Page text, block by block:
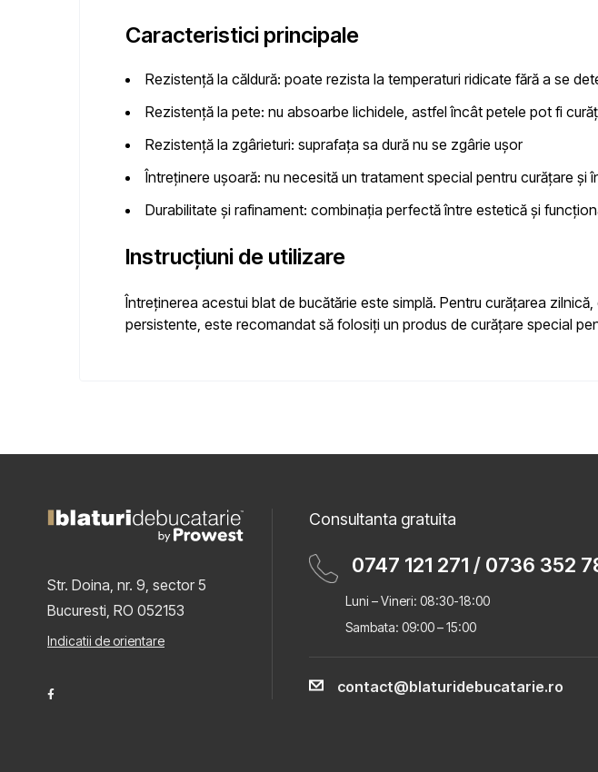
Caracteristici principale
Rezistență la căldură: poate rezista la temperaturi ridicate fără a se
Rezistență la pete: nu absoarbe lichidele, astfel încât petele pot fi
Rezistență la zgârieturi: suprafața sa dură nu se zgârie ușor
Întreținere ușoară: nu necesită un tratament special pentru curățare și
Durabilitate și rafinament: combinația perfectă între estetică și
Instrucțiuni de utilizare
Întreținerea acestui blat de bucătărie este simplă. Pentru curățarea
persistente, este recomandat să folosiți un produs de curățare special
Str. Doina, nr. 9, sector 5
Bucuresti, RO 052153
Indicatii de orientare
Consultanta gratuita
0747 121 271 / 0736 352
Luni – Vineri: 08:30-18:00
Sambata: 09:00 – 15:00
contact@blaturidebucatarie.ro